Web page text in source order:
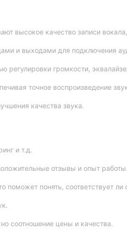
высокое качество записи
и выходами для подключения
регулировки громкости,
точное воспроизведение
качества звука.
и т.д.
отзывы и опыт работы.
поможет понять, соответствует
соотношение цены и качества.